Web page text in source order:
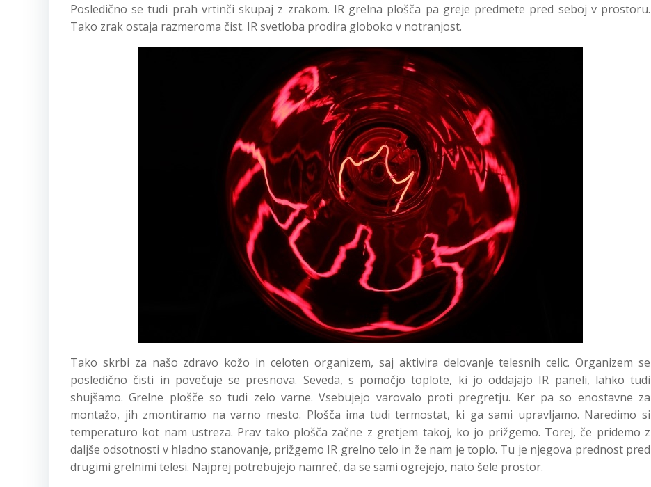
Posledično se tudi prah vrtinči skupaj z zrakom. IR grelna plošča pa greje predmete pred seboj v prostoru.
Tako zrak ostaja razmeroma čist. IR svetloba prodira globoko v notranjost.
Tako skrbi za našo zdravo kožo in celoten organizem, saj aktivira delovanje telesnih celic. Organizem se
posledično čisti in povečuje se presnova. Seveda, s pomočjo toplote, ki jo oddajajo IR paneli, lahko tudi
shujšamo. Grelne plošče so tudi zelo varne. Vsebujejo varovalo proti pregretju. Ker pa so enostavne za
montažo, jih zmontiramo na varno mesto. Plošča ima tudi termostat, ki ga sami upravljamo. Naredimo si
temperaturo kot nam ustreza. Prav tako plošča začne z gretjem takoj, ko jo prižgemo. Torej, če pridemo z
daljše odsotnosti v hladno stanovanje, prižgemo IR grelno telo in že nam je toplo. Tu je njegova prednost pred
drugimi grelnimi telesi. Najprej potrebujejo namreč, da se sami ogrejejo, nato šele prostor.